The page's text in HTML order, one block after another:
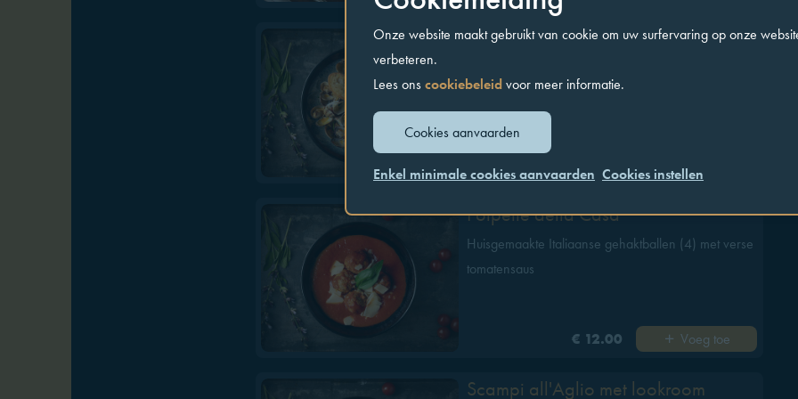
Vongole alla Marinara
olijfolie geserveerd met geroosterd brood
€ 22.00 Voeg toe
Polpette della Casa
Huisgemaakte Italiaanse gehaktballen (4) met verse
tomatensaus
€ 12.00 Voeg toe
Scampi all'Aglio met lookroom
Onze website maakt gebruikt van cookie om uw surfervaring op onze
verbeteren.
Lees onscookiebeleidvoor meer informatie.
Cookies aanvaarden
Enkel minimale cookies aanvaarden Cookies instellen